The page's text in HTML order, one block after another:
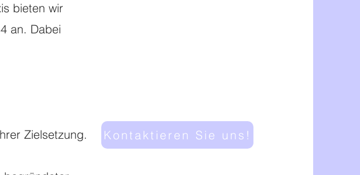
bieten wir
an. Dabei
Zielsetzung.
Kontaktieren Sie uns!